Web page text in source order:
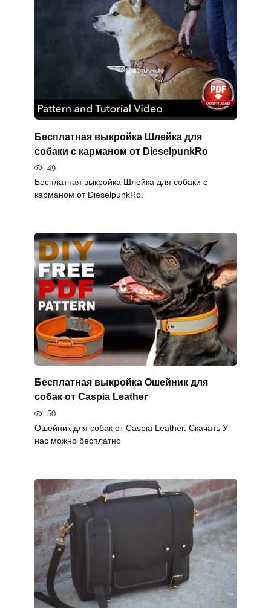
Бесплатная выкройка Шлейка для
собаки с карманом от DieselpunkRo
49
Бесплатная выкройка Шлейка для собаки с
карманом от DieselpunkRo.
Бесплатная выкройка Ошейник для
собак от Caspia Leather
50
Ошейник для собак от Caspia Leather. Скачать У
нас можно бесплатно